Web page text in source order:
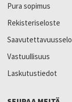
Pura sopimus
Rekisteriseloste
Vastuullisuus
Laskutustiedot